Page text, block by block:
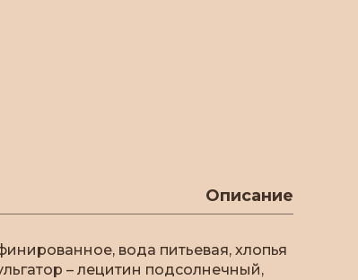
Описание
вода питьевая, хлопья
– лецитин подсолнечный,